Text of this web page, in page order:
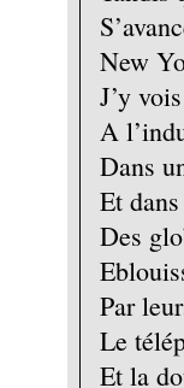
New
J’y
A
Dans
Et
Des
Par
Le
Et la